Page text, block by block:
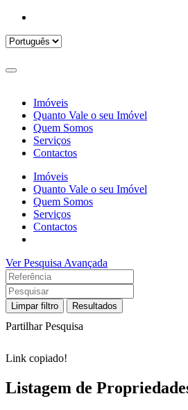
Imóveis
Quanto Vale o seu Imóvel
Quem Somos
Serviços
Contactos
Imóveis
Quanto Vale o seu Imóvel
Quem Somos
Serviços
Contactos
Ver Pesquisa Avançada
Limpar filtro Resultados
Partilhar Pesquisa
Link copiado!
Listagem de